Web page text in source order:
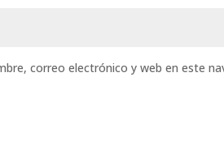
correo electrónico y web en este